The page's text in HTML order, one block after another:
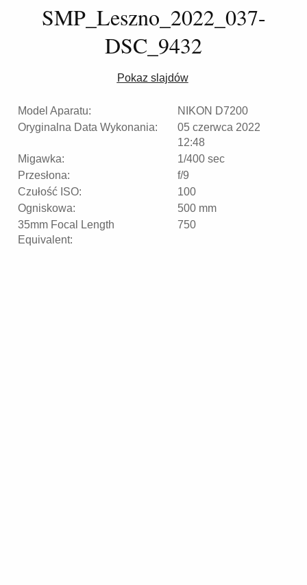
SMP_Leszno_2022_037-
DSC_9432
Pokaz slajdów
Model Aparatu:
NIKON D7200
Oryginalna Data Wykonania:
05 czerwca 2022
12:48
Migawka:
1/400 sec
Przesłona:
f/9
Czułość ISO:
100
Ogniskowa:
500 mm
35mm Focal Length
Equivalent:
750